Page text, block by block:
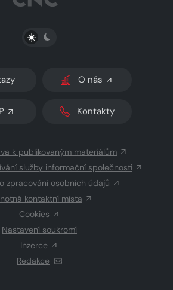
PŘEPNOUT SVĚTLÝ/TMAVÝ REŽIM
O nás
Kontakty
k publikovaným materiálům
služby informační společnosti
zpracování osobních údajů
kontaktní místa
Cookies
Nastavení soukromí
Inzerce
Redakce